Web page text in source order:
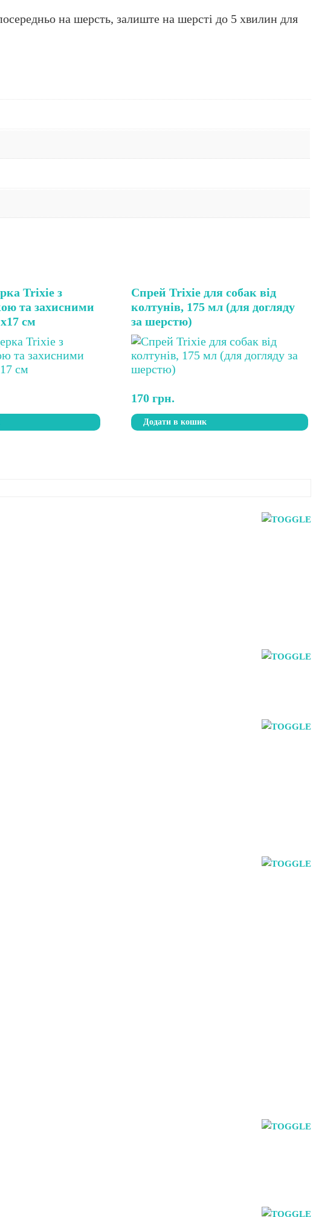
на шерсть, залиште на шерсті до 5 хвилин для
Trixie з
та захисними
см
Спрей Trixie для собак від
колтунів, 175 мл (для догляду
за шерстю)
170 грн.
Додати в кошик